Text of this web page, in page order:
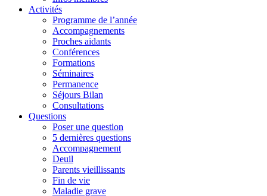
Activités
Programme de l’année
Accompagnements
Proches aidants
Conférences
Formations
Séminaires
Permanence
Séjours Bilan
Consultations
Questions
Poser une question
5 dernières questions
Accompagnement
Deuil
Parents vieillissants
Fin de vie
Maladie grave